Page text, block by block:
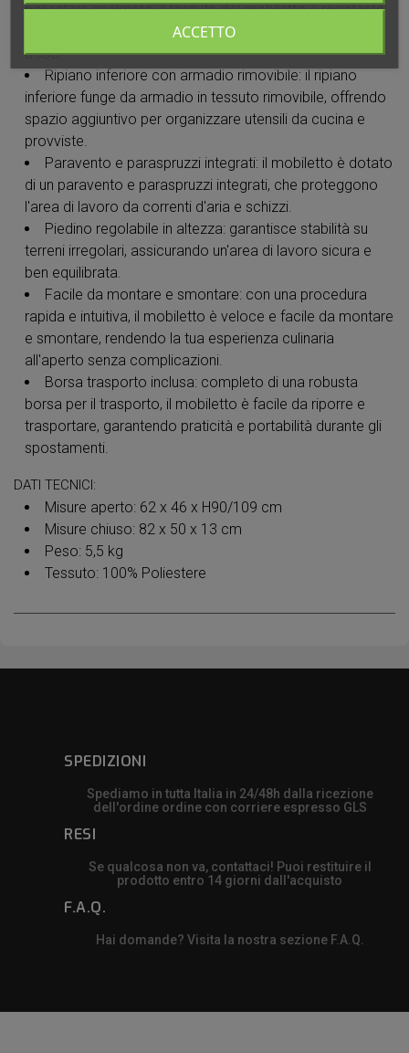
poliestere spalmato, il tessuto del mobiletto è resistente
e facile da pulire, garantendo una lunga durata e facilità
d'uso.
Ripiano inferiore con armadio rimovibile: il ripiano
inferiore funge da armadio in tessuto rimovibile, offrendo
spazio aggiuntivo per organizzare utensili da cucina e
provviste.
Paravento e paraspruzzi integrati: il mobiletto è dotato
di un paravento e paraspruzzi integrati, che proteggono
l'area di lavoro da correnti d'aria e schizzi.
Piedino regolabile in altezza: garantisce stabilità su
terreni irregolari, assicurando un'area di lavoro sicura e
ben equilibrata.
Facile da montare e smontare: con una procedura
rapida e intuitiva, il mobiletto è veloce e facile da montare
e smontare, rendendo la tua esperienza culinaria
all'aperto senza complicazioni.
Borsa trasporto inclusa: completo di una robusta
borsa per il trasporto, il mobiletto è facile da riporre e
trasportare, garantendo praticità e portabilità durante gli
spostamenti.
DATI TECNICI:
Misure aperto: 62 x 46 x H90/109 cm
Misure chiuso: 82 x 50 x 13 cm
Peso: 5,5 kg
Tessuto: 100% Poliestere
SPEDIZIONI
Spediamo in tutta Italia in 24/48h dalla ricezione
dell'ordine ordine con corriere espresso GLS
RESI
Se qualcosa non va, contattaci! Puoi restituire il
prodotto entro 14 giorni dall'acquisto
F.A.Q.
Hai domande? Visita la nostra sezione F.A.Q.
ACCETTO